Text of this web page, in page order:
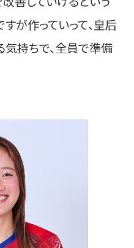
が作っていって、皇后
持ちで、全員で準備